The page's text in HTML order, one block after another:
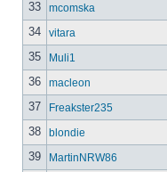
33 mcomska
34 vitara
35 Muli1
36 macleon
37 Freakster235
38 blondie
39 MartinNRW86